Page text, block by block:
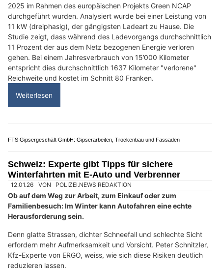
BTS Sicherheit AG: Effektiver Schutz für Unternehmen und Zuhause
KEG GmbH: Ihre Adresse für moderne Energietechnik in der Schweiz
Schweiz: TCS-Studie zeigt 11 % Ladeverluste –
E-Autos "verlieren" 1'637 km Reichweite/Jahr